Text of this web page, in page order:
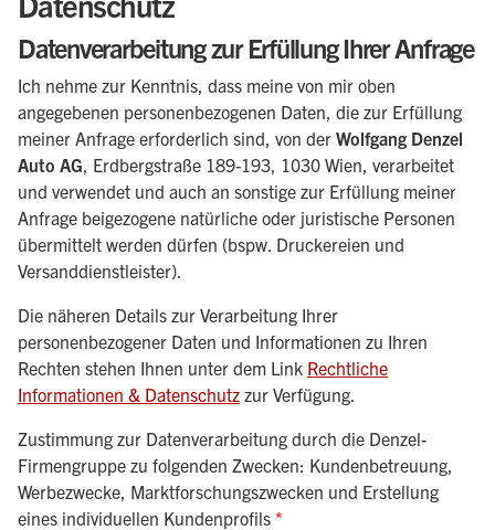
Datenverarbeitung zur Erfüllung Ihrer Anfrage
Ich nehme zur Kenntnis, dass meine von mir oben
angegebenen personenbezogenen Daten, die zur Erfüllung
meiner Anfrage erforderlich sind, von der Wolfgang Denzel
Auto AG , Erdbergstraße 189-193, 1030 Wien, verarbeitet
und verwendet und auch an sonstige zur Erfüllung meiner
Anfrage beigezogene natürliche oder juristische Personen
übermittelt werden dürfen (bspw. Druckereien und
Versanddienstleister).
Die näheren Details zur Verarbeitung Ihrer
personenbezogener Daten und Informationen zu Ihren
Rechten stehen Ihnen unter dem Link Rechtliche
Informationen & Datenschutz zur Verfügung.
Zustimmung zur Datenverarbeitung durch die Denzel-
Firmengruppe zu folgenden Zwecken: Kundenbetreuung,
Werbezwecke, Marktforschungszwecken und Erstellung
eines individuellen Kundenprofils *